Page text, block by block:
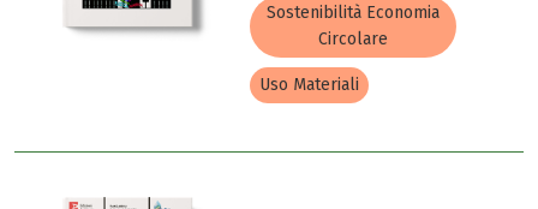
Sostenibilità Economia
Circolare
Uso Materiali